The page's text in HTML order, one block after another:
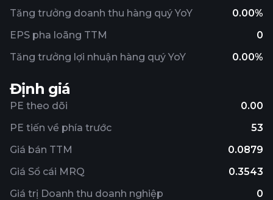
Tăng trưởng doanh thu hàng quý YoY
0.00%
EPS pha loãng TTM
0
Tăng trưởng lợi nhuận hàng quý YoY
0.00%
Định giá
PE theo dõi
0.00
PE tiến về phía trước
53
Giá bán TTM
0.0879
Giá Sổ cái MRQ
0.3543
Giá trị Doanh thu doanh nghiệp
0